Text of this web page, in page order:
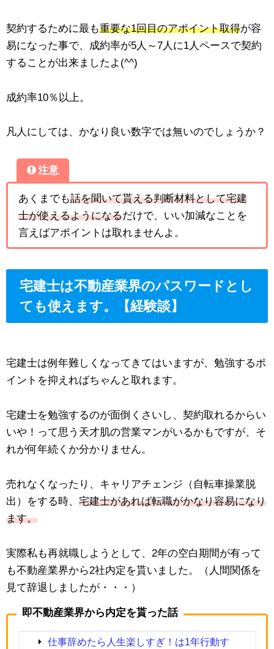
契約するために最も重要な1回目のアポイント取得が容
易になった事で、成約率が5人～7人に1人ペースで契約
することが出来ましたよ(^^)
成約率10％以上。
凡人にしては、かなり良い数字では無いのでしょうか？
注意
あくまでも話を聞いて貰える判断材料として宅建
士が使えるようになるだけで、いい加減なことを
言えばアポイントは取れませんよ。
宅建士は不動産業界のパスワードとし
ても使えます。【経験談】
宅建士は例年難しくなってきてはいますが、勉強するポ
イントを抑えればちゃんと取れます。
宅建士を勉強するのが面倒くさいし、契約取れるからい
いや！って思う天才肌の営業マンがいるかもですが、そ
れが何年続くか分かりません。
売れなくなったり、キャリアチェンジ（自転車操業脱
出）をする時、 宅建士があれば転職がかなり容易になり
ます。
実際私も再就職しようとして、2年の空白期間が有って
も不動産業界から2社内定を貰いました。（人間関係を
見て辞退しましたが・・・）
即不動産業界から内定を貰った話
仕事辞めたら人生楽しすぎ！は1年行動す